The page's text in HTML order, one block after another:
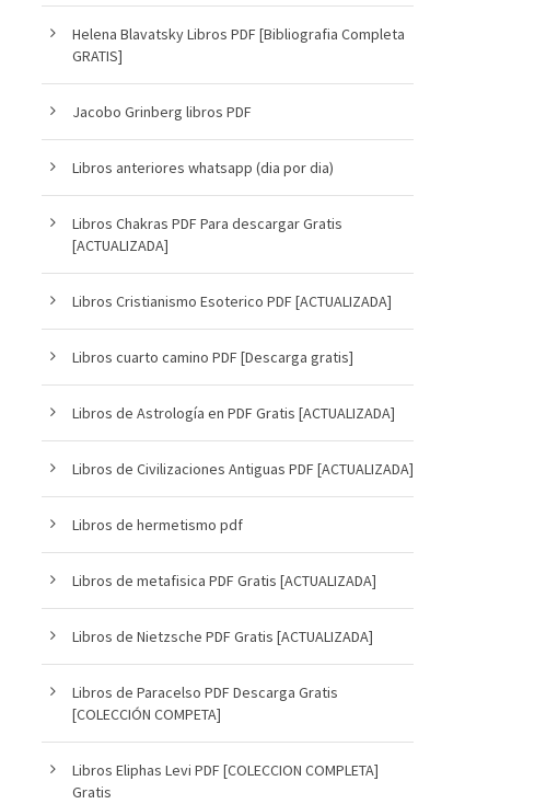
Helena Blavatsky Libros PDF [Bibliografia Completa
GRATIS]
Jacobo Grinberg libros PDF
Libros anteriores whatsapp (dia por dia)
Libros Chakras PDF Para descargar Gratis
[ACTUALIZADA]
Libros Cristianismo Esoterico PDF [ACTUALIZADA]
Libros cuarto camino PDF [Descarga gratis]
Libros de Astrología en PDF Gratis [ACTUALIZADA]
Libros de Civilizaciones Antiguas PDF [ACTUALIZADA]
Libros de hermetismo pdf
Libros de metafisica PDF Gratis [ACTUALIZADA]
Libros de Nietzsche PDF Gratis [ACTUALIZADA]
Libros de Paracelso PDF Descarga Gratis
[COLECCIÓN COMPETA]
Libros Eliphas Levi PDF [COLECCION COMPLETA]
Gratis